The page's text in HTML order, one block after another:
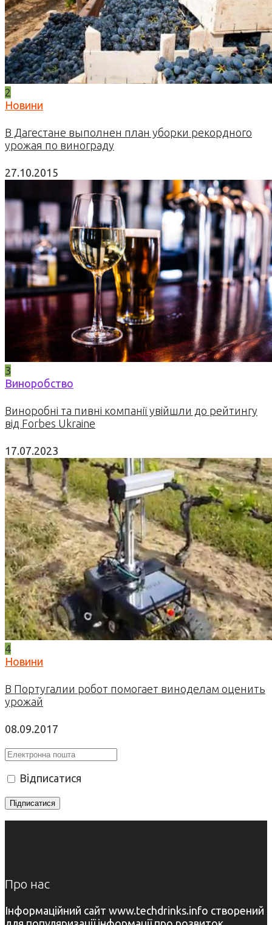
2
Новини
В Дагестане выполнен план уборки рекордного
урожая по винограду
27.10.2015
3
Виноробство
Виноробні та пивні компанії увійшли до рейтингу
від Forbes Ukraine
17.07.2023
4
Новини
В Португалии робот помогает виноделам оценить
урожай
08.09.2017
Відписатися
Про нас
Інформаційний сайт www.techdrinks.info створений